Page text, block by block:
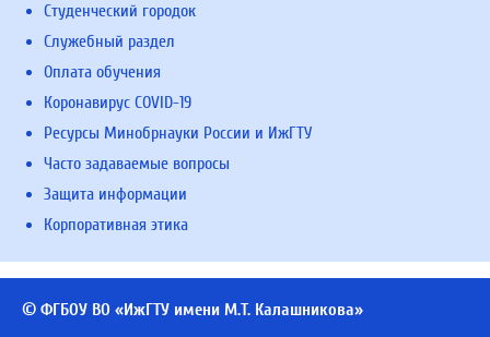
Студенческий городок
Служебный раздел
Оплата обучения
Коронавирус COVID-19
Ресурсы Минобрнауки России и ИжГТУ
Часто задаваемые вопросы
Защита информации
Корпоративная этика
© ФГБОУ ВО «ИжГТУ имени М.Т. Калашникова»